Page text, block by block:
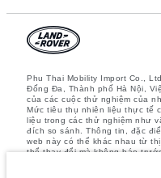
Phu Thai Mobility Import Co.,
Đống Đa, Thành phố Hà Nội,
của các cuộc thử nghiệm của
Mức tiêu thụ nhiên liệu thực tế
liệu trong các thử nghiệm như
đích so sánh. Thông tin, đặc
web này có thể khác nhau từ
thể thay đổi mà không báo